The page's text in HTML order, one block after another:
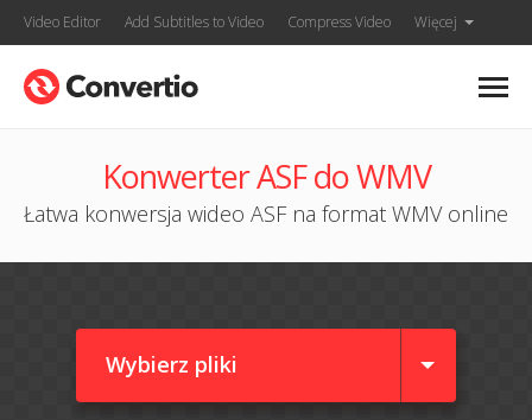
Video Editor Add Subtitles to Video Compress Video Więcej
Konwerter ASF do WMV
Łatwa konwersja wideo ASF na format WMV online
Wybierz pliki